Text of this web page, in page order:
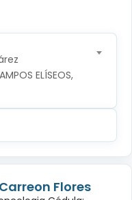
ELÍSEOS,
Flores